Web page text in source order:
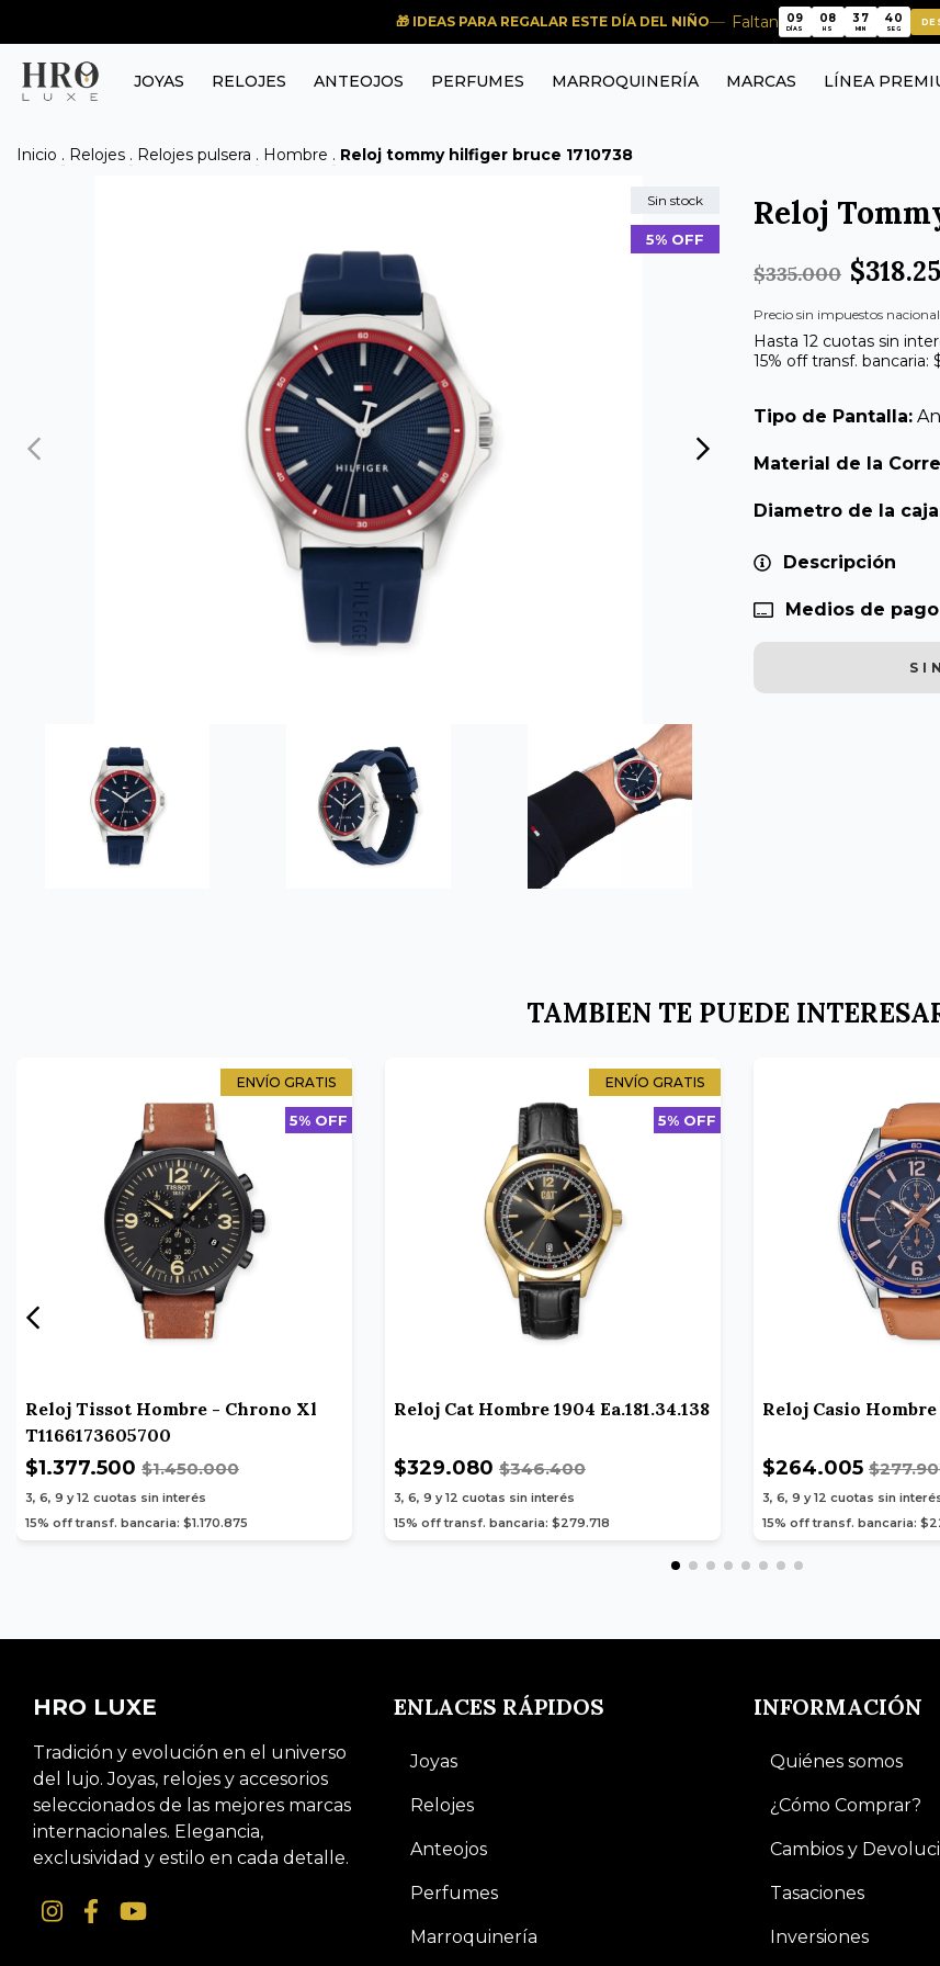
🎁 IDEAS PARA REGALAR ESTE DÍA DEL NIÑO Faltan
09
09
DÍAS
08
08
HS
37
37
MIN
40
40
SEG
JOYAS RELOJES ANTEOJOS PERFUMES MARROQUINERÍA MARCAS LÍNEA
Inicio . Relojes . Relojes pulsera . Hombre . Reloj tommy hilfiger bruce 1710738
Sin stock
5% OFF
Reloj
$335.000
Precio sin impuestos
Hasta 12 cuotas sin
15% off transf. bancaria:
Tipo de Pantalla:
Material de la
Diametro de la
Descripción
Medios de pago
TAMBIEN TE PUEDE
ENVÍO GRATIS
5% OFF
Reloj Tissot Hombre - Chrono Xl
T1166173605700
$1.377.500 $1.450.000
3, 6, 9 y 12 cuotas sin interés
15% off transf. bancaria: $1.170.875
ENVÍO GRATIS
5% OFF
Reloj Cat Hombre 1904 Ea.181.34.138
$329.080 $346.400
3, 6, 9 y 12 cuotas sin interés
15% off transf. bancaria: $279.718
Reloj Casio
$264.005
3, 6, 9 y 12 cuotas sin
15% off transf. bancaria:
HRO LUXE
Tradición y evolución en el universo
del lujo. Joyas, relojes y accesorios
seleccionados de las mejores marcas
internacionales. Elegancia,
exclusividad y estilo en cada detalle.
ENLACES RÁPIDOS
Joyas
Relojes
Anteojos
Perfumes
Marroquinería
INFORMACIÓN
Quiénes somos
¿Cómo Comprar?
Cambios y
Tasaciones
Inversiones